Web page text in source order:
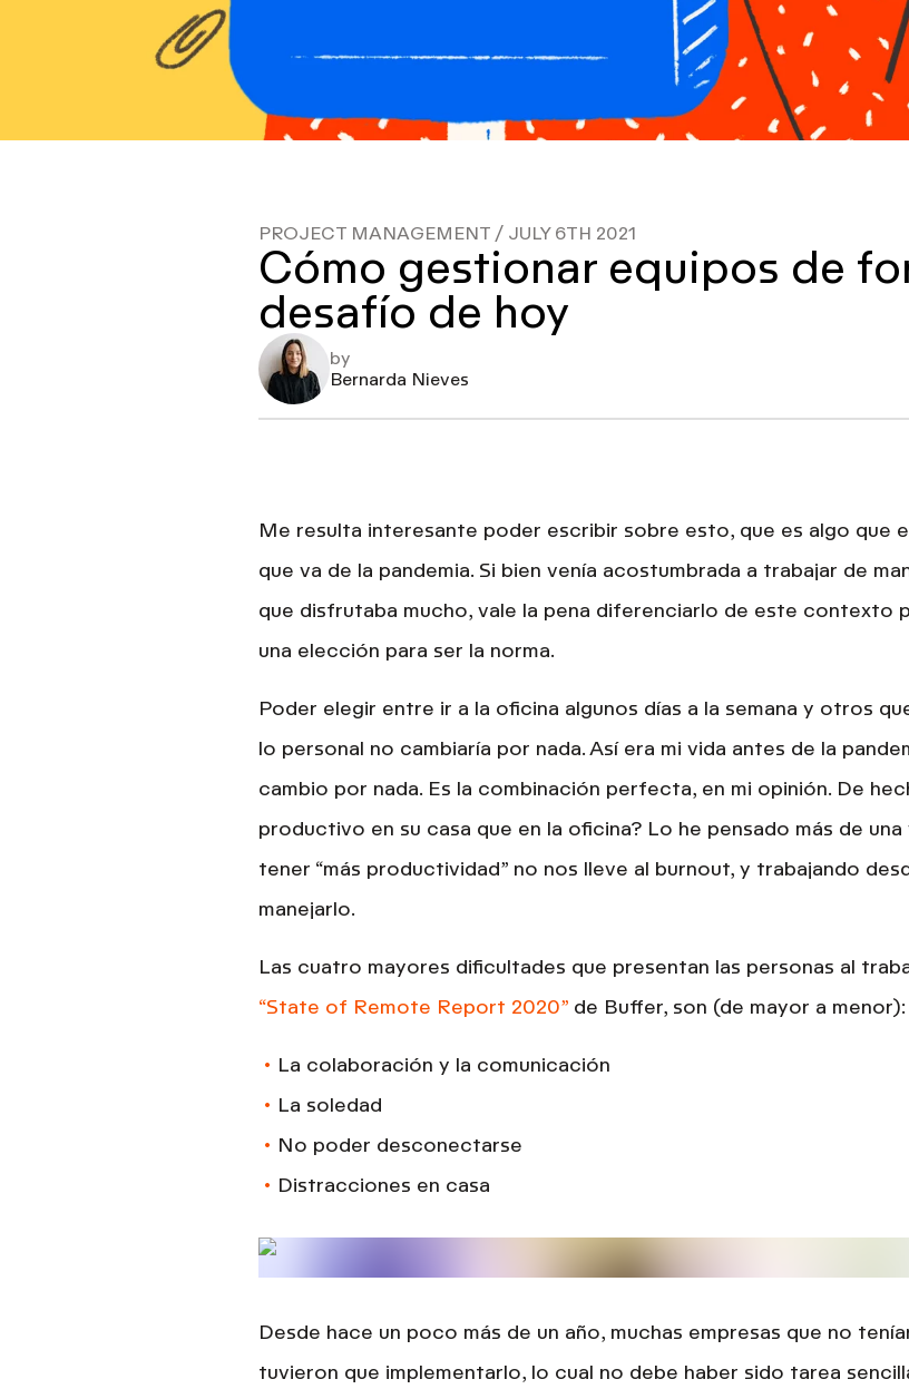
PROJECT MANAGEMENT / JULY 6TH 2021
Cómo gestionar equipos de
desafío de hoy
by
Bernarda Nieves
Me resulta interesante poder escribir sobre esto, que es algo que
que va de la pandemia. Si bien venía acostumbrada a trabajar de
que disfrutaba mucho, vale la pena diferenciarlo de este contexto
una elección para ser la norma.
Poder elegir entre ir a la oficina algunos días a la semana y otros
lo personal no cambiaría por nada. Así era mi vida antes de la
cambio por nada. Es la combinación perfecta, en mi opinión. De
productivo en su casa que en la oficina? Lo he pensado más de una
tener “más productividad” no nos lleve al burnout, y trabajando
manejarlo.
Las cuatro mayores dificultades que presentan las personas al
“State of Remote Report 2020” de Buffer, son (de mayor a menor):
La colaboración y la comunicación
La soledad
No poder desconectarse
Distracciones en casa
Desde hace un poco más de un año, muchas empresas que no
tuvieron que implementarlo, lo cual no debe haber sido tarea